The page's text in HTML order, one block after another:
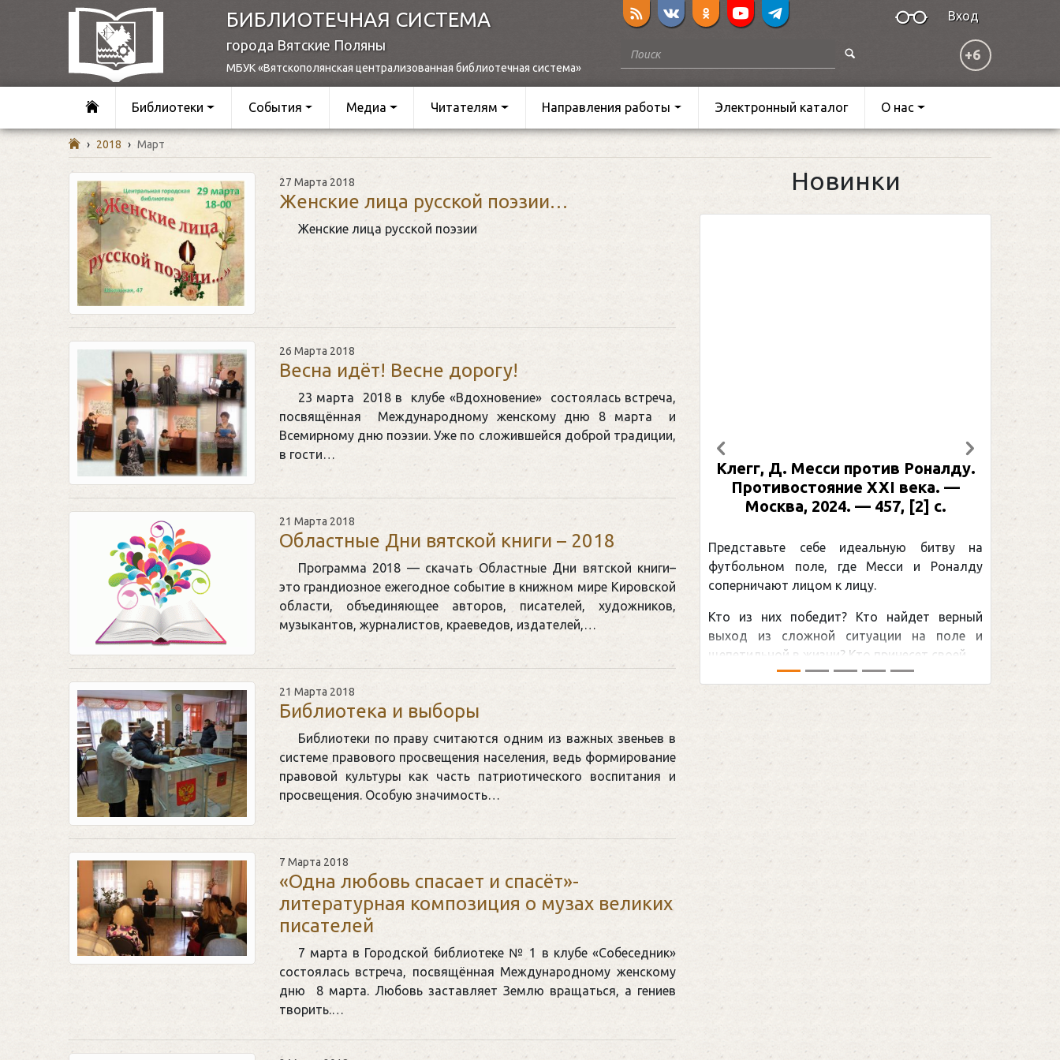
БИБЛИОТЕЧНАЯ СИСТЕМА
города Вятские Поляны
МБУК «Вятскополянская централизованная библиотечная система»
Вход
+6
Библиотеки События Медиа Читателям Направления работы Электронный каталог О нас
› 2018 › Март
27 Марта 2018
Женские лица русской поэзии…
Женские лица русской поэзии
26 Марта 2018
Весна идёт! Весне дорогу!
23 марта 2018 в клубе «Вдохновение» состоялась встреча,
посвящённая Международному женскому дню 8 марта и
Всемирному дню поэзии. Уже по сложившейся доброй традиции,
в гости…
21 Марта 2018
Областные Дни вятской книги – 2018
Программа 2018 — скачать Областные Дни вятской книги–
это грандиозное ежегодное событие в книжном мире Кировской
области, объединяющее авторов, писателей, художников,
музыкантов, журналистов, краеведов, издателей,…
21 Марта 2018
Библиотека и выборы
Библиотеки по праву считаются одним из важных звеньев в
системе правового просвещения населения, ведь формирование
правовой культуры как часть патриотического воспитания и
просвещения. Особую значимость…
7 Марта 2018
«Одна любовь спасает и спасёт»-
литературная композиция о музах великих
писателей
7 марта в Городской библиотеке № 1 в клубе «Собеседник»
состоялась встреча, посвящённая Международному женскому
дню 8 марта. Любовь заставляет Землю вращаться, а гениев
творить.…
Новинки
Клегг, Д. Месси против Роналду.
Противостояние XXI века. —
Москва, 2024. — 457, [2] с.
Представьте себе идеальную битву на
футбольном поле, где Месси и Роналду
соперничают лицом к лицу.
Кто из них победит? Кто найдет верный
выход из сложной ситуации на поле и
щепетильной в жизни? Кто принесет своей ...
Предыдущий Следующий